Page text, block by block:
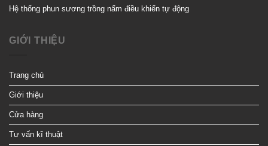
Hệ thống phun sương trồng nấm điều khiển tự động
GIỚI THIỆU
Trang chủ
Giới thiệu
Cửa hàng
Tư vấn kĩ thuật